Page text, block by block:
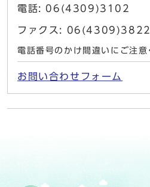
電話: 06(4309)3102
ファクス: 06(4309)3822
電話番号のかけ間違いにご注意
お問い合わせフォーム